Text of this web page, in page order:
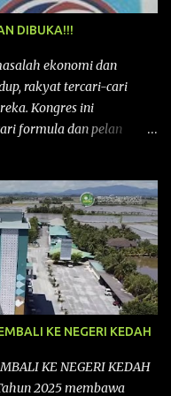
DIBUKA!!!
ekonomi dan
rakyat tercari-cari
Kongres ini
formula dan pelan
2015 di Shah
dengan tema
s Rakyat di
Isu-isu rakyat yang telah
isu-isu
sumber, kesihatan,
kos dan kualiti hidup
isu akan dijuruskan
tersebut dengan keadaan
melibat pelbagai pihak
KE NEGERI KEDAH
KE NEGERI KEDAH
2025 membawa